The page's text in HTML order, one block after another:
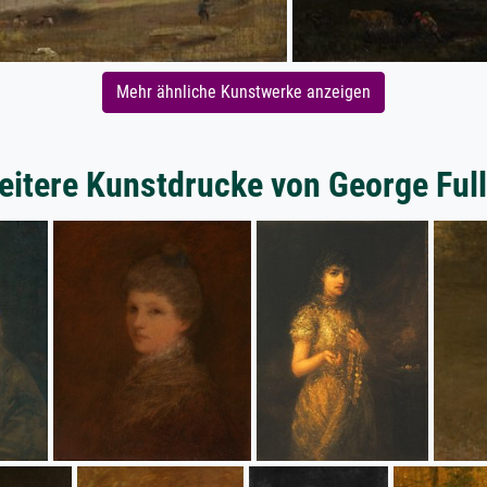
Mehr ähnliche Kunstwerke anzeigen
Kunstdrucke von George